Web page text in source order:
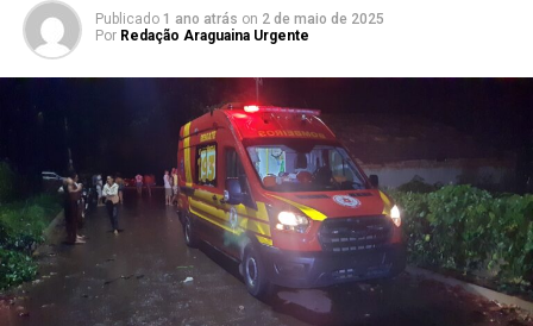
Publicado 1 ano atrás on 2 de maio de 2025
Por Redação Araguaina Urgente